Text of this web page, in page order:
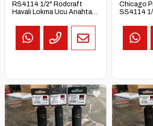
RS4114 1/2" Rodcraft
Havalı Lokma Ucu Anahtar
Chicago
SS4114 1/
Lokma